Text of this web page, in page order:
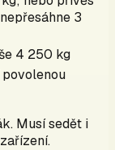
3
4 250 kg
Musí sedět i